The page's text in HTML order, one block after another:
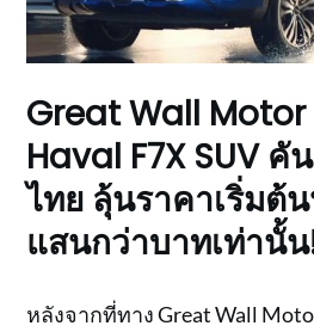
Great Wall Motor
Haval F7X SUV คั
ไทย ลุ้นราคาเริ่มต้
แสนกว่าบาทเท่านั้
หลังจากที่ทาง Great Wall